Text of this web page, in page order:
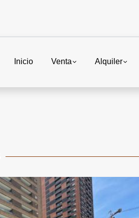
Inicio Venta Alquiler